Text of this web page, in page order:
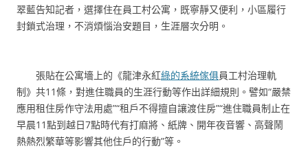
翠藍告知記者，選擇住在員工村公寓，既寧靜又便利，小區履行
封鎖式治理，不消煩惱治安題目，生涯層次分明。
張貼在公寓墻上的《龍津永紅綠的系統傢俱員工村治理軌
制》共11條，對進住職員的生涯行動等作出詳細規則。譬如“嚴禁
應用租住房作守法用處”“租戶不得擅自讓渡住房”“進住職員制止在
早晨11點到越日7點時代有打麻將、紙牌、開年夜音響、高聲鬧
熱熱烈繁華等影響其他住戶的行動”等。